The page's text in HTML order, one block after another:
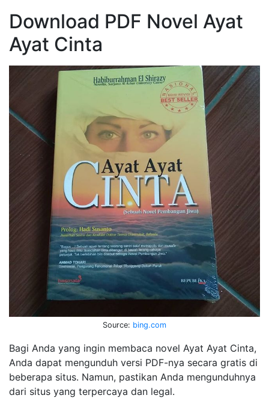
Download PDF Novel Ayat
Ayat Cinta
Source: bing.com
Bagi Anda yang ingin membaca novel Ayat Ayat Cinta,
Anda dapat mengunduh versi PDF-nya secara gratis di
beberapa situs. Namun, pastikan Anda mengunduhnya
dari situs yang terpercaya dan legal.